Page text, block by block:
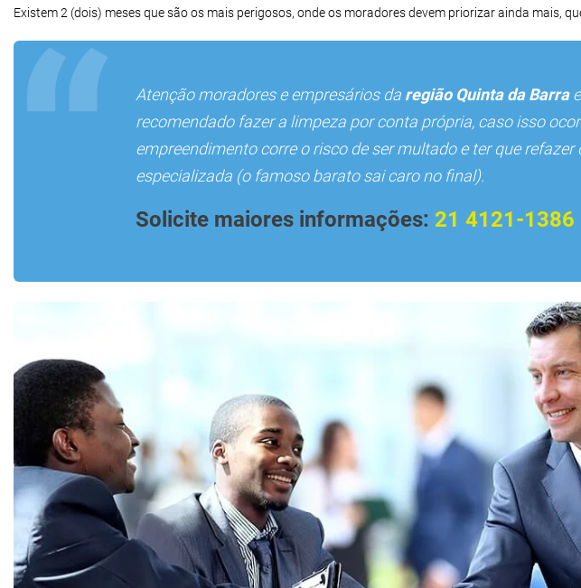
Existem 2 (dois) meses que são os mais perigosos, onde os moradores devem priorizar ainda mais,
Atenção moradores e empresários da região Quinta da Barra
recomendado fazer a limpeza por conta própria, caso isso
empreendimento corre o risco de ser multado e ter que
especializada (o famoso barato sai caro no final).
Solicite maiores informações: 21 4121-1386